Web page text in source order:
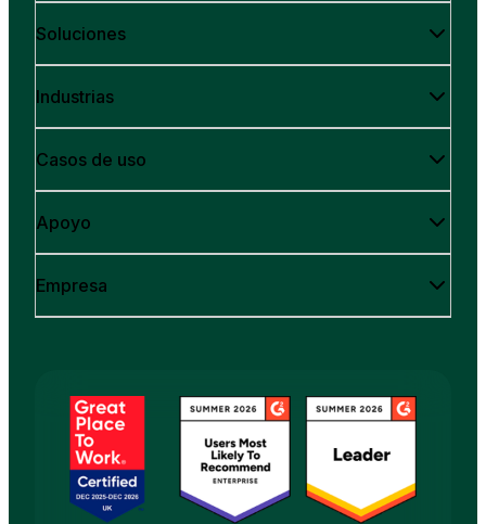
Soluciones
Industrias
Casos de uso
Apoyo
Empresa